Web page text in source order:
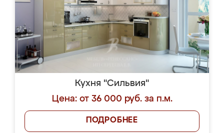
Кухня "Сильвия"
Цена: от 36 000 руб. за п.м.
ПОДРОБНЕЕ